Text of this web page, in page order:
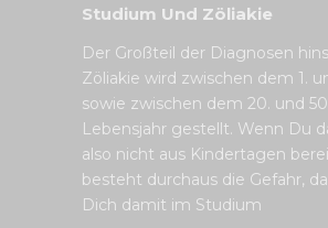
Studium Und Zöliakie
Der Großteil der Diagnosen
Zöliakie wird zwischen dem 1.
sowie zwischen dem 20. und
Lebensjahr gestellt. Wenn Du
also nicht aus Kindertagen
besteht durchaus die Gefahr,
Dich damit im Studium